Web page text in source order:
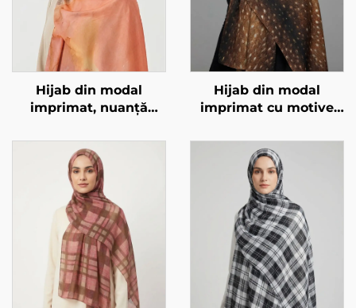
Hijab din modal
imprimat, nuanță
Hijab din modal
imprimat cu motive
de căprioară